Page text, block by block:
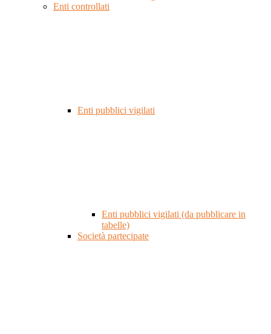
Enti controllati
Enti pubblici vigilati
Enti pubblici vigilati (da pubblicare in
tabelle)
Società partecipate